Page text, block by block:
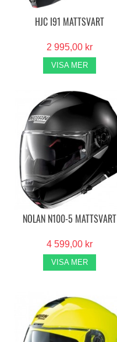
HJC I91 MATTSVART
2 995,00 kr
VISA MER
NOLAN N100-5 MATTSVART
4 599,00 kr
VISA MER